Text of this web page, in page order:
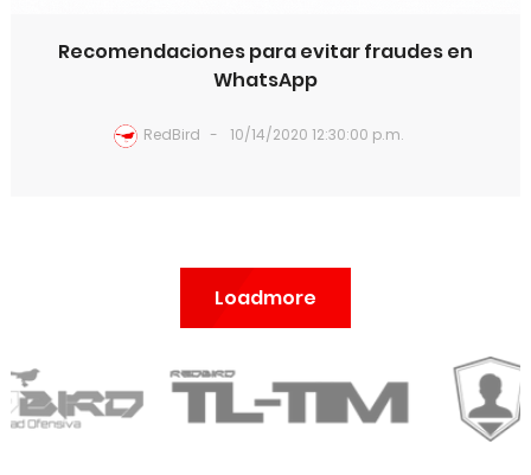
Recomendaciones para evitar fraudes en
WhatsApp
RedBird 10/14/2020 12:30:00 p.m.
Loadmore